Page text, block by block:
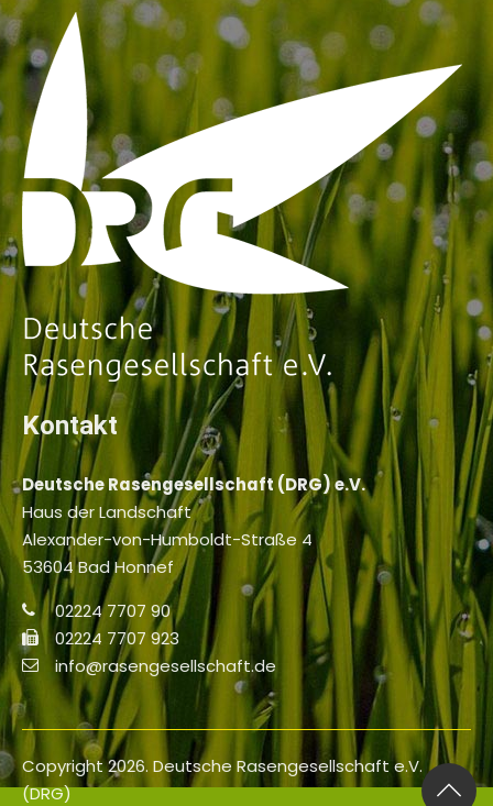
Kontakt
Deutsche Rasengesellschaft (DRG) e.V.
Haus der Landschaft
Alexander-von-Humboldt-Straße 4
53604 Bad Honnef
02224 7707 90
02224 7707 923
info@rasengesellschaft.de
Copyright 2026. Deutsche Rasengesellschaft e.V.
(DRG)